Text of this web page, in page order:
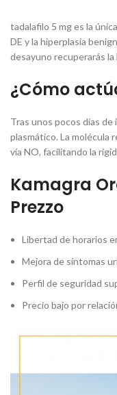
tadalafilo 5 mg es la
DE y la hiperplasia
desayuno recuperarás
¿Cómo
Tras unos pocos días
plasmático. La molécula
vía NO, facilitando la
Kamagra
Prezzo
Libertad de horarios
Mejora de síntomas
Perfil de seguridad
Precio bajo por